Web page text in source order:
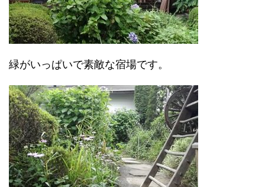
緑がいっぱいで素敵な宿場です。